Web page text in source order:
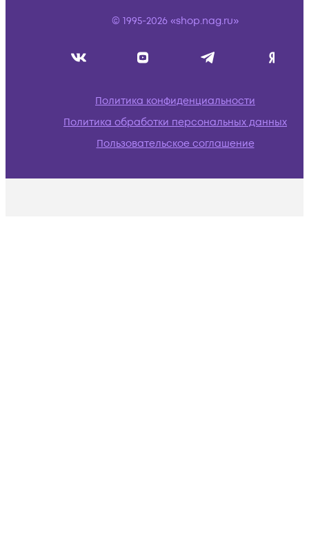
© 1995-2026 «shop.nag.ru»
Политика конфиденциальности
Политика обработки персональных данных
Пользовательское соглашение